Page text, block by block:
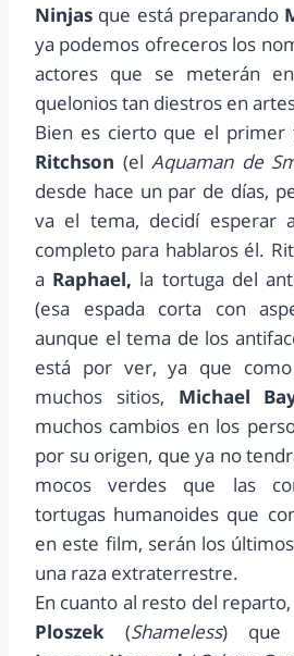
Ninjas que está preparando
ya podemos ofreceros los
actores que se meterán
quelonios tan diestros en
Bien es cierto que el primer
Ritchson (el Aquaman de
desde hace un par de días,
va el tema, decidí esperar
completo para hablaros él.
a Raphael, la tortuga del
(esa espada corta con
aunque el tema de los
está por ver, ya que
muchos sitios, Michael
muchos cambios en los
por su origen, que ya no
mocos verdes que las
tortugas humanoides que
en este film, serán los
una raza extraterrestre.
En cuanto al resto del
Ploszek (Shameless) que